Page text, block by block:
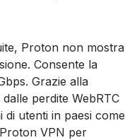
Proton non mostra
Consente la
Grazie alla
perdite WebRTC
utenti in paesi come
VPN per